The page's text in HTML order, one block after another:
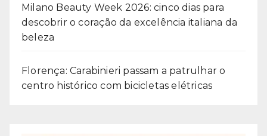
Milano Beauty Week 2026: cinco dias para
descobrir o coração da excelência italiana da
beleza
Florença: Carabinieri passam a patrulhar o
centro histórico com bicicletas elétricas